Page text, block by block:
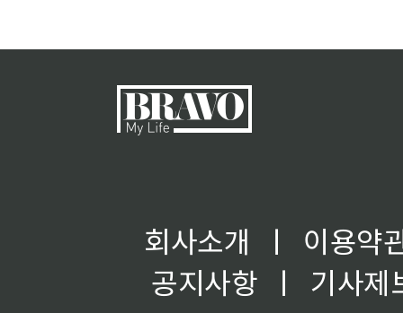
회사소개 ㅣ
이용약
공지사항
ㅣ
기사제